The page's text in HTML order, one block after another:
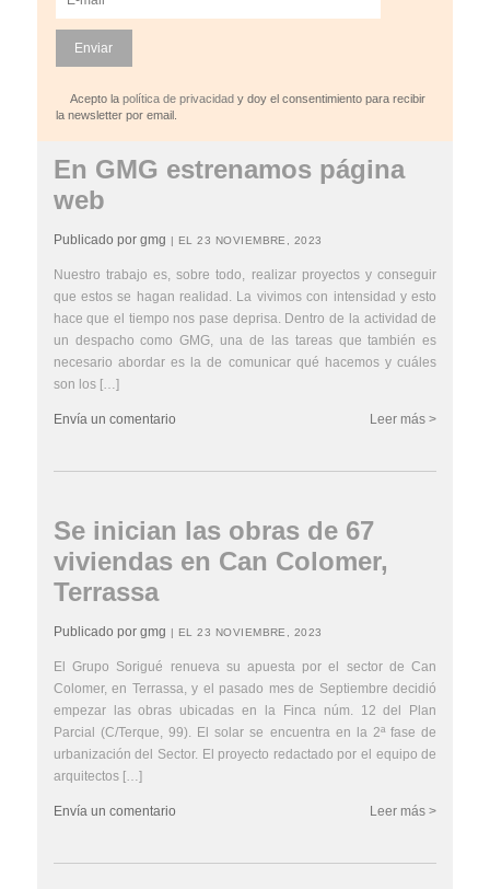
Acepto la política de privacidad y doy el consentimiento para recibir
la newsletter por email.
En GMG estrenamos página
web
Publicado por gmg | EL 23 NOVIEMBRE, 2023
Nuestro trabajo es, sobre todo, realizar proyectos y conseguir
que estos se hagan realidad. La vivimos con intensidad y esto
hace que el tiempo nos pase deprisa. Dentro de la actividad de
un despacho como GMG, una de las tareas que también es
necesario abordar es la de comunicar qué hacemos y cuáles
son los […]
Leer más >
Envía un comentario
Se inician las obras de 67
viviendas en Can Colomer,
Terrassa
Publicado por gmg | EL 23 NOVIEMBRE, 2023
El Grupo Sorigué renueva su apuesta por el sector de Can
Colomer, en Terrassa, y el pasado mes de Septiembre decidió
empezar las obras ubicadas en la Finca núm. 12 del Plan
Parcial (C/Terque, 99). El solar se encuentra en la 2ª fase de
urbanización del Sector. El proyecto redactado por el equipo de
arquitectos […]
Leer más >
Envía un comentario